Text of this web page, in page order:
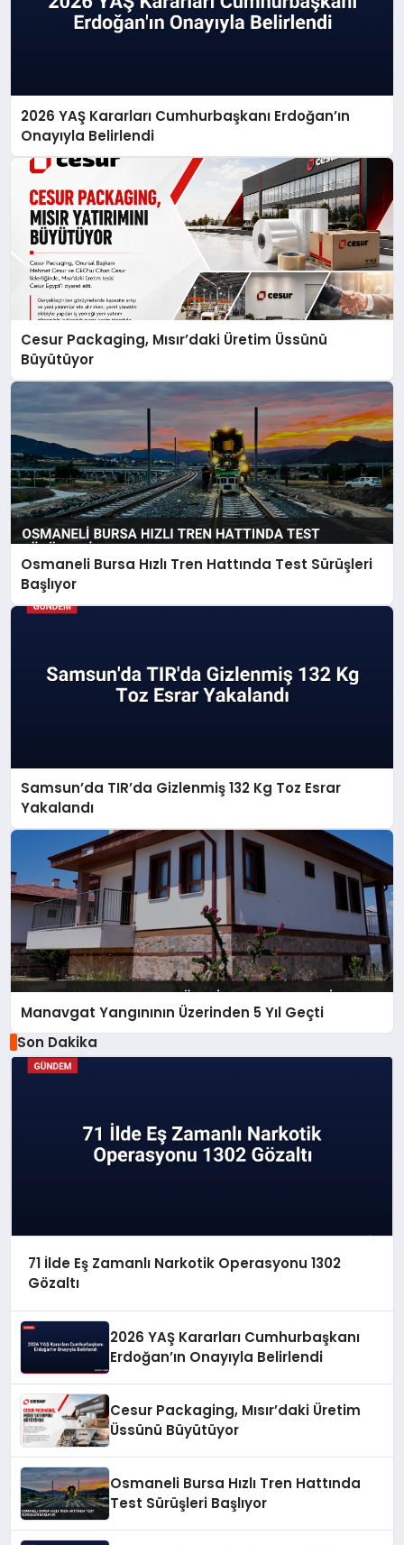
2026 YAŞ Kararları Cumhurbaşkanı Erdoğan’ın
Onayıyla Belirlendi
Cesur Packaging, Mısır’daki Üretim Üssünü
Büyütüyor
Osmaneli Bursa Hızlı Tren Hattında Test Sürüşleri
Başlıyor
Samsun’da TIR’da Gizlenmiş 132 Kg Toz Esrar
Yakalandı
Manavgat Yangınının Üzerinden 5 Yıl Geçti
Son Dakika
71 İlde Eş Zamanlı Narkotik Operasyonu 1302
Gözaltı
2026 YAŞ Kararları Cumhurbaşkanı
Erdoğan’ın Onayıyla Belirlendi
Cesur Packaging, Mısır’daki Üretim
Üssünü Büyütüyor
Osmaneli Bursa Hızlı Tren Hattında
Test Sürüşleri Başlıyor